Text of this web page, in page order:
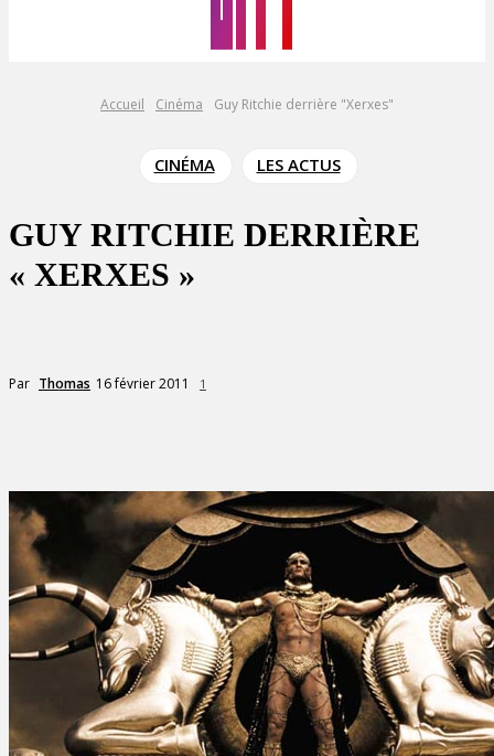
Accueil Cinéma Guy Ritchie derrière "Xerxes"
CINÉMA LES ACTUS
GUY RITCHIE DERRIÈRE
« XERXES »
Par Thomas 16 février 2011 1